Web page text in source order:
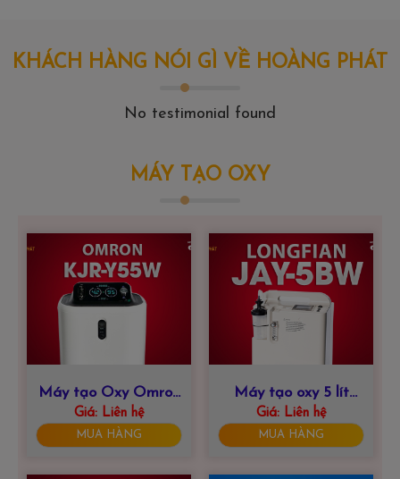
KHÁCH HÀNG NÓI GÌ VỀ HOÀNG PHÁT
No testimonial found
MÁY TẠO OXY
Máy tạo Oxy Omron
KJR-Y55W – 5 Lít
Giá:Liên hệ
MUA HÀNG
Máy tạo oxy 5 lít
LONGFIAN JAY-
5BW
Giá:Liên hệ
MUA HÀNG